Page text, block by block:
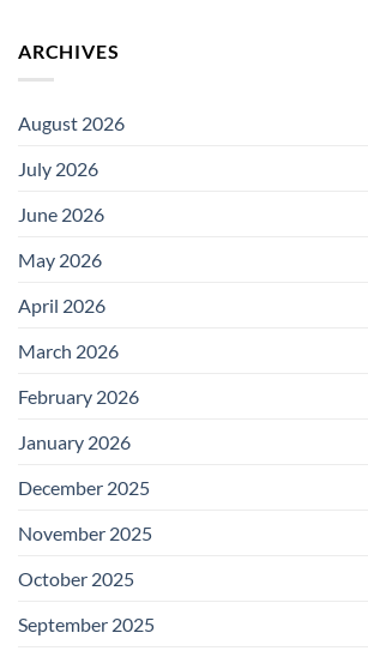
ARCHIVES
August 2026
July 2026
June 2026
May 2026
April 2026
March 2026
February 2026
January 2026
December 2025
November 2025
October 2025
September 2025